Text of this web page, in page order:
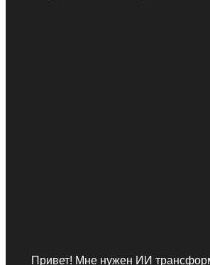
Привет! Мне нужен ИИ